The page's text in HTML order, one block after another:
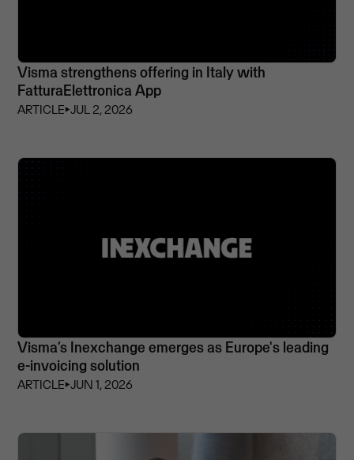
Visma strengthens offering in Italy with
FatturaElettronica App
ARTICLE⏵JUL 2, 2026
Visma’s Inexchange emerges as Europe's leading
e-invoicing solution
ARTICLE⏵JUN 1, 2026